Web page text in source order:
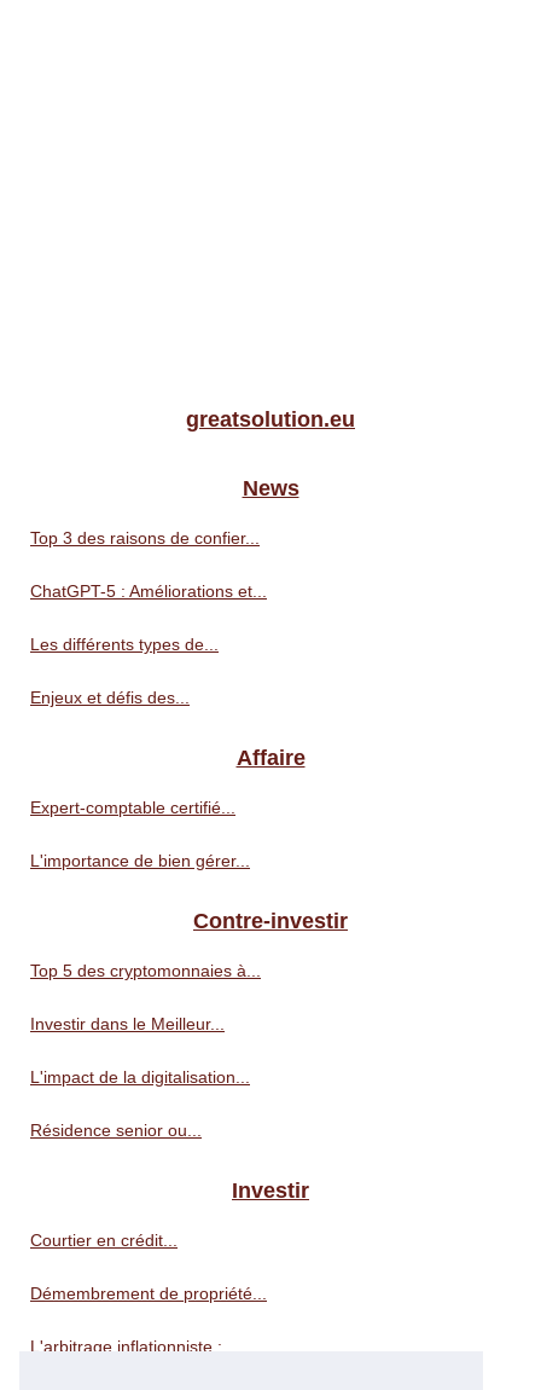
greatsolution.eu
News
Top 3 des raisons de confier...
ChatGPT-5 : Améliorations et...
Les différents types de...
Enjeux et défis des...
Affaire
Expert-comptable certifié...
L'importance de bien gérer...
Contre-investir
Top 5 des cryptomonnaies à...
Investir dans le Meilleur...
L'impact de la digitalisation...
Résidence senior ou...
Investir
Courtier en crédit...
Démembrement de propriété...
L'arbitrage inflationniste :...